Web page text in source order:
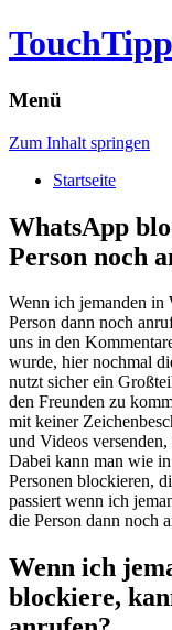
Menü
Zum Inhalt springen
Startseite
WhatsApp
Person noch
Wenn ich jemanden
Person dann noch
uns in den
wurde, hier nochmal
nutzt sicher ein
den Freunden zu
mit keiner
und Videos
Dabei kann man wie
Personen blockieren,
passiert wenn ich
die Person dann noch
Wenn ich
blockiere,